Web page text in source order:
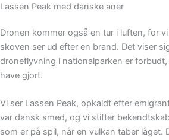
Lassen Peak med danske aner
Dronen kommer også en tur i luften, for
skoven ser ud efter en brand. Det viser
droneflyvning i nationalparken er
have gjort.
Vi ser Lassen Peak, opkaldt efter
var dansk smed, og vi stifter
som er på spil, når en vulkan taber låget.